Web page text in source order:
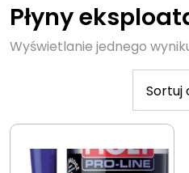
Płyny
Wyświetlanie jednego